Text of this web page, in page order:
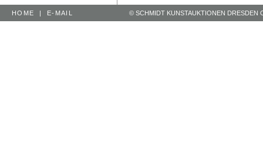
HOME | E-MAIL © SCHMIDT KUNSTAUKTIONEN DRESDEN